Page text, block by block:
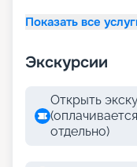
Показать все
Экскурсии
Открыть
отдельно)